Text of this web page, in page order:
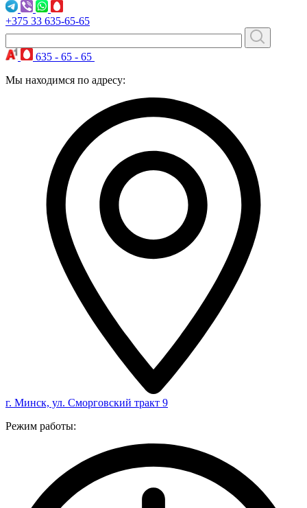
+375 33 635-65-65
635 - 65 - 65
Мы находимся по адресу:
г. Минск, ул. Сморговский тракт 9
Режим работы: